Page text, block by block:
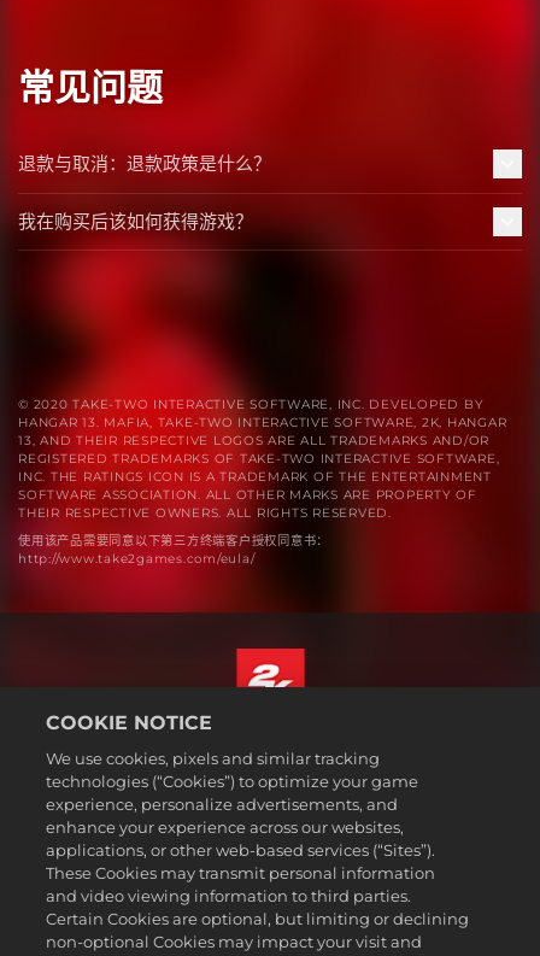
常见问题
退款与取消：退款政策是什么？
我在购买后该如何获得游戏？
© 2020 TAKE-TWO INTERACTIVE SOFTWARE, INC. DEVELOPED BY
HANGAR 13. MAFIA, TAKE-TWO INTERACTIVE SOFTWARE, 2K, HANGAR
13, AND THEIR RESPECTIVE LOGOS ARE ALL TRADEMARKS AND/OR
REGISTERED TRADEMARKS OF TAKE-TWO INTERACTIVE SOFTWARE,
INC. THE RATINGS ICON IS A TRADEMARK OF THE ENTERTAINMENT
SOFTWARE ASSOCIATION. ALL OTHER MARKS ARE PROPERTY OF
THEIR RESPECTIVE OWNERS. ALL RIGHTS RESERVED.
使用该产品需要同意以下第三方终端客户授权同意书：
http://www.take2games.com/eula/
法规
隐私政策
Cookie政策
支持
请勿出售或共享我的个人信息
Order Lookup & Refunds
简体中文
COOKIE NOTICE
We use cookies, pixels and similar tracking
technologies (“Cookies”) to optimize your game
experience, personalize advertisements, and
enhance your experience across our websites,
applications, or other web-based services (“Sites”).
These Cookies may transmit personal information
and video viewing information to third parties.
Certain Cookies are optional, but limiting or declining
non-optional Cookies may impact your visit and